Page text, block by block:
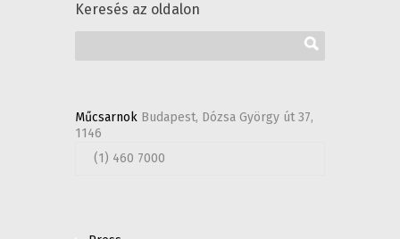
Keresés az oldalon
Műcsarnok Budapest, Dózsa György út 37,
1146
(1) 460 7000